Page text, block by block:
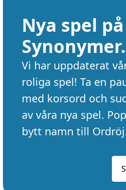
Nya spel på
Vi har uppdaterat
roliga spel! Ta en
med korsord och
av våra nya spel.
bytt namn till